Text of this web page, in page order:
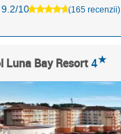
9.2/10
(165 recenzii)
Luna Bay Resort 4★